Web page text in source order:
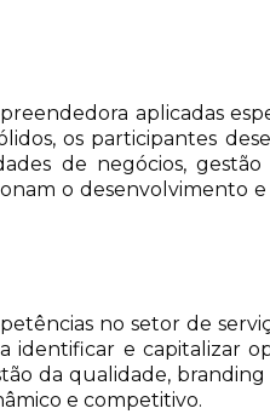
aplicadas
os participantes
de negócios,
o desenvolvimento e
no setor de
identificar e capitalizar
da qualidade,
e competitivo.